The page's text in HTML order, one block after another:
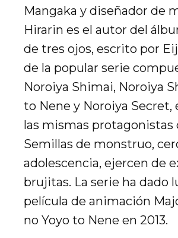
Mangaka y diseñador de
Hirarin es el autor del
de tres ojos, escrito por
de la popular serie
Noroiya Shimai, Noroiya
to Nene y Noroiya Secret,
las mismas protagonistas
Semillas de monstruo,
adolescencia, ejercen de
brujitas. La serie ha dado
película de animación
no Yoyo to Nene en 2013.